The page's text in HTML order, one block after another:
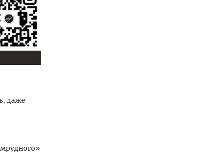
даже